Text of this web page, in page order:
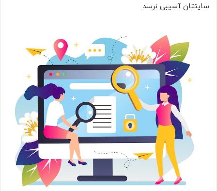
سایتتان آسیبی نرسد.